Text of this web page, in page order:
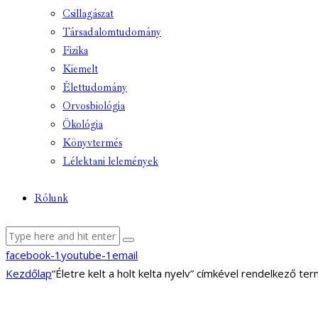
Csillagászat
Társadalomtudomány
Fizika
Kiemelt
Élettudomány
Orvosbiológia
Ökológia
Könyvtermés
Lélektani lelemények
Rólunk
facebook-1 youtube-1 email
Kezdőlap“Életre kelt a holt kelta nyelv” címkével rendelkező